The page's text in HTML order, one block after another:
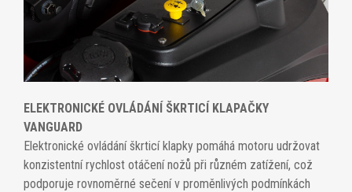
ELEKTRONICKÉ OVLÁDÁNÍ ŠKRTICÍ KLAPAČKY
VANGUARD
Elektronické ovládání škrticí klapky pomáhá motoru udržovat
konzistentní rychlost otáčení nožů při různém zatížení, což
podporuje rovnoměrné sečení v proměnlivých podmínkách